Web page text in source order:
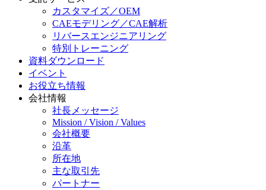
カスタマイズ／OEM
CAEモデリング／CAE解析
リバースエンジニアリング
特別トレーニング
資料ダウンロード
イベント
お役立ち情報
会社情報
社長メッセージ
Mission / Vision / Values
会社概要
沿革
所在地
主な取引先
パートナー